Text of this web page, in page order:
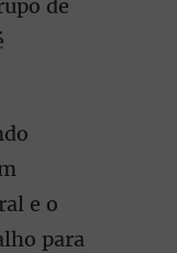
de
e o
para